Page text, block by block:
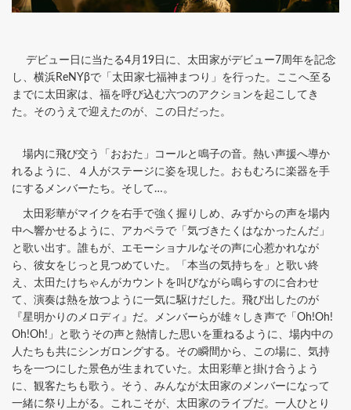
デビュー日に当たる4月19日に、太田家がデビュー7周年を記念
し、横浜ReNYβで「太田家七福神まつり」を行った。ここへ至る
までに太田家は、福を呼び込む六つのアクションを起こしてき
た。そのうえで迎えたのが、この日だった。
場内に飛び交う「おおた」コールと鳴子の音。熱い声援へ導か
れるように、４人がステージに姿を現した。おもむろに楽器を手
にするメンバーたち。そして…。
太田彩華がマイクを右手で強く握りしめ、みずからの声を場内
中へ響かせるように、アカペラで「気づきたくはなかったんだ」
と歌い出す。誰もが、エモーショナルなその声に心惹かれなが
ら、彼女をじっと見つめていた。「本当の気持ちを」と歌い終
え、太田たけちゃんがカウントを叫びながら鳴らすのに合わせ
て、演奏は熱を放つように一気に駆けだした。飛び出したのが
『星明かりのメロディ』だ。メンバーらが雄々しき声で「Oh!Oh!
Oh!Oh!」と歌うその声と熱情した思いを重ねるように、場内中の
人たちも共にシンガロングする。その瞬間から、この場に、気持
ちを一つにした景色が生まれていた。太田彩華と掛け合うよう
に、観客たちも歌う。そう、みんなが太田家のメンバーになって
一緒に祭り上がる。これこそが、太田家のライブだ。一人ひとり